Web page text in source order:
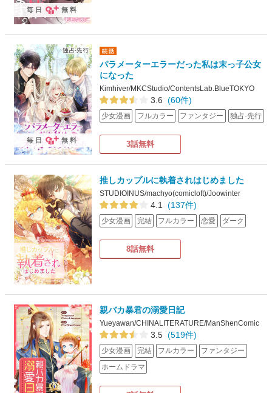
毎日 無料
パラメーターエラーだった私は末っ子公女
になった
Kimhiver/MKCStudio/ContentsLab.BlueTOKYO
3.6 (60件)
少女漫画 フルカラー ファンタジー 独占·先行
3話無料
毎日 無料
推しカップルに執着されはじめました
STUDIOINUS/machyo(comicloft)/Joowinter
4.1 (137件)
少女漫画 完結 フルカラー 恋愛 ダーク
8話無料
親バカ暴君の溺愛日記
Yueyawan/CHINALITERATURE/ManShenComic
3.5 (519件)
少女漫画 完結 フルカラー
ファンタジー
ホームドラマ